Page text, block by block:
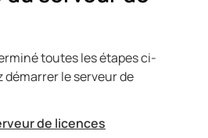
toutes les étapes ci-
démarrer le serveur de
de licences